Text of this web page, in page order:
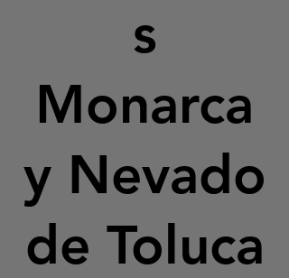
s
Monarca
y Nevado
de Toluca